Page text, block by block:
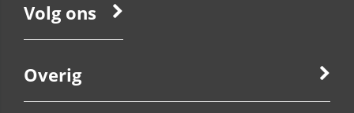
Volg ons
Overig